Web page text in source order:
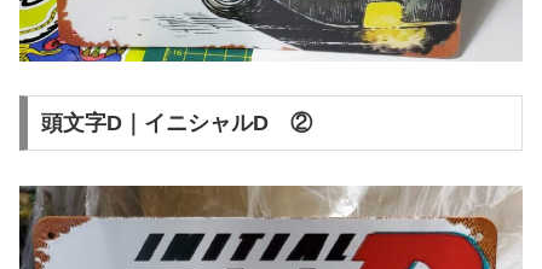
頭文字D｜イニシャルD ②